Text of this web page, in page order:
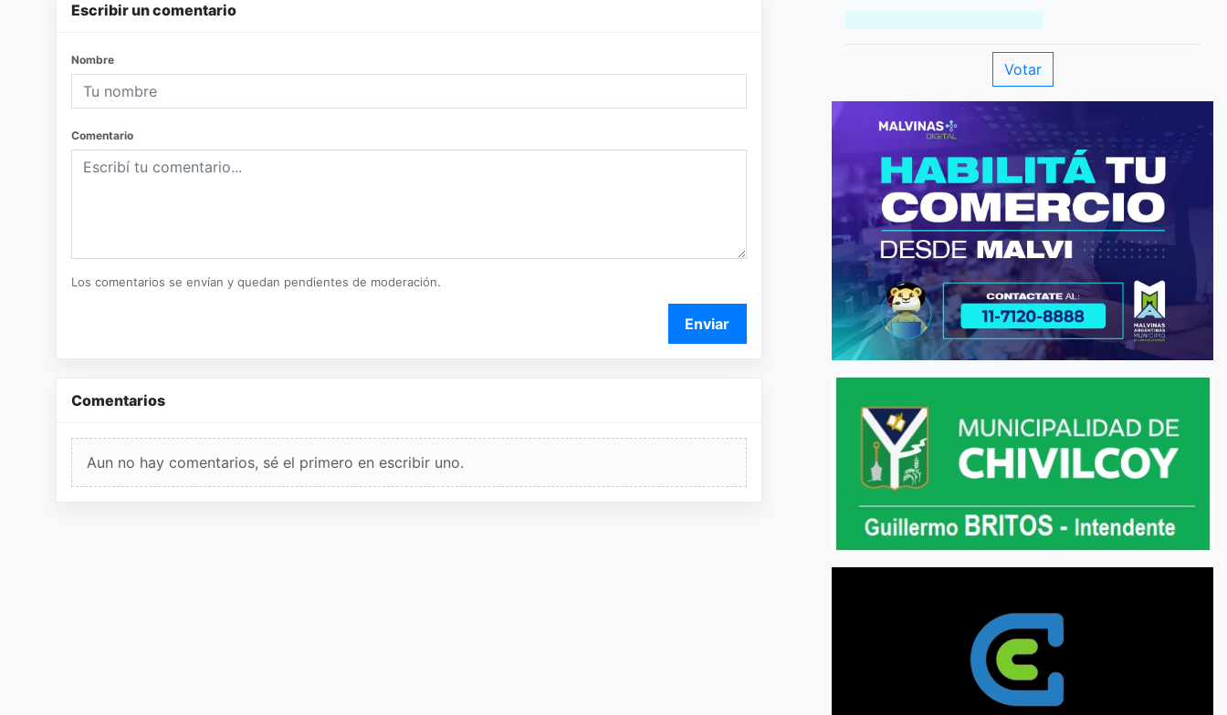
Escribir un comentario
Nombre
Comentario
Los comentarios se envían y quedan pendientes de moderación.
Enviar
Comentarios
Aun no hay comentarios, sé el primero en escribir uno.